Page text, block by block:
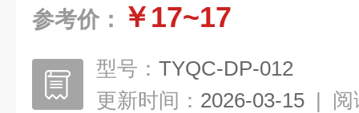
参考价： ￥17~17
型号： TYQC-DP-012
更新时间： 2026-03-15 | 阅